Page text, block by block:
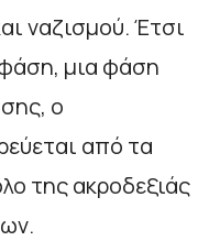
ναζισμού. Έτσι
μια φάση
ο
από τα
της ακροδεξιάς